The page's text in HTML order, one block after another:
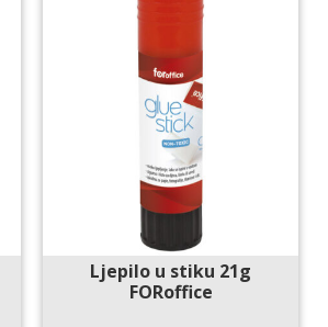
Ljepilo u stiku 21g
FORoffice